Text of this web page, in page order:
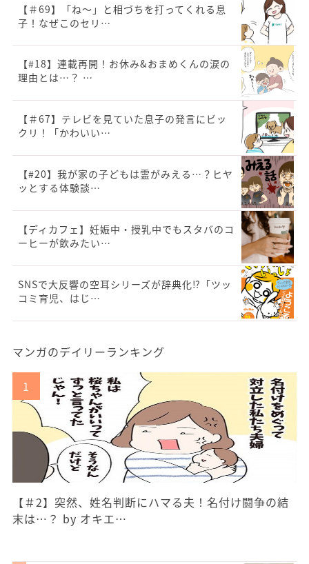
【＃69】「ね～」と相づちを打ってくれる息
子！なぜこのセリ…
【#18】連載再開！お休み&おまめくんの涙の
理由とは…？ …
【＃67】テレビを見ていた息子の発言にビッ
クリ！「かわいい…
【#20】我が家の子どもは霊がみえる…？ヒヤ
ッとする体験談…
【ディカフェ】妊娠中・授乳中でもスタバのコ
ーヒーが飲みたい…
SNSで大反響の空耳シリーズが辞典化⁉「ツッ
コミ育児、はじ…
マンガのデイリーランキング
【＃2】突然、姓名判断にハマる夫！名付け闘争の結
末は…？ by オキエ…